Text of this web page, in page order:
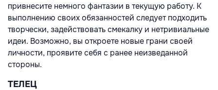
привнесите немного фантазии в текущую работу. К
выполнению своих обязанностей следует подходить
творчески, задействовать смекалку и нетривиальные
идеи. Возможно, вы откроете новые грани своей
личности, проявите себя с ранее неизведанной
стороны.
ТЕЛЕЦ